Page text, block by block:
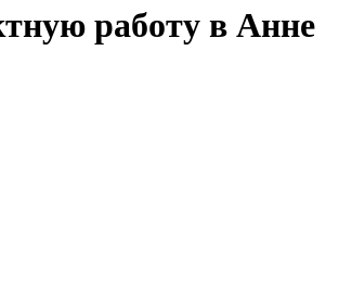
работу в Анне